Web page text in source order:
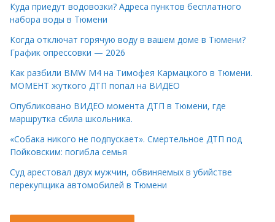
Куда приедут водовозки? Адреса пунктов бесплатного
набора воды в Тюмени
Когда отключат горячую воду в вашем доме в Тюмени?
График опрессовки — 2026
Как разбили BMW M4 на Тимофея Кармацкого в Тюмени.
МОМЕНТ жуткого ДТП попал на ВИДЕО
Опубликовано ВИДЕО момента ДТП в Тюмени, где
маршрутка сбила школьника.
«Собака никого не подпускает». Смертельное ДТП под
Пойковским: погибла семья
Суд арестовал двух мужчин, обвиняемых в убийстве
перекупщика автомобилей в Тюмени